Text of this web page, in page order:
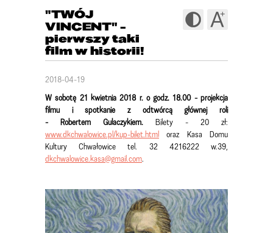
"TWÓJ
VINCENT" -
pierwszy taki
film w historii!
2018-04-19
W sobotę 21 kwietnia 2018 r. o godz. 18.00 - projekcja
filmu i spotkanie z odtwórcą głównej roli
- Robertem Gulaczykiem. Bilety - 20 zł:
www.dkchwalowice.pl/kup-bilet.html oraz Kasa Domu
Kultury Chwałowice tel. 32 4216222 w.39,
dkchwalowice.kasa@gmail.com.